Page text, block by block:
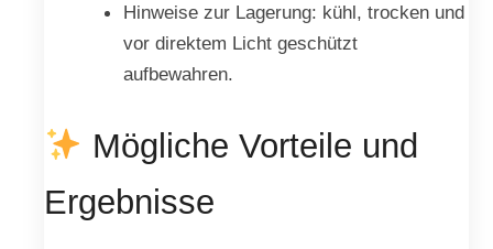
Hinweise zur Lagerung: kühl, trocken und
vor direktem Licht geschützt
aufbewahren.
Mögliche Vorteile und
Ergebnisse